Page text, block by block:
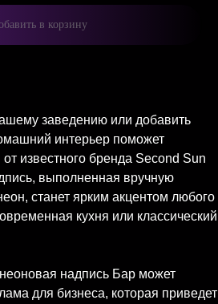
в корзину
заведению или добавить
интерьер поможет
известного бренда Second Sun
выполненная вручную
станет ярким акцентом любого
кухня или классический
надпись Бар может
для бизнеса, которая приведет